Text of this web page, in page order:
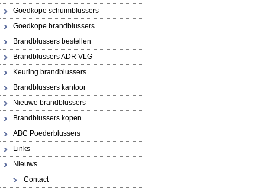
Goedkope schuimblussers
Goedkope brandblussers
Brandblussers bestellen
Brandblussers ADR VLG
Keuring brandblussers
Brandblussers kantoor
Nieuwe brandblussers
Brandblussers kopen
ABC Poederblussers
Links
Nieuws
Contact